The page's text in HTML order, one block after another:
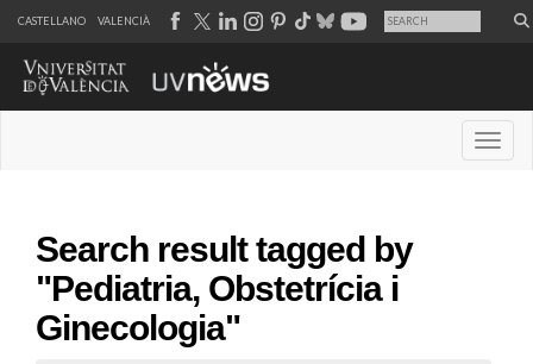
CASTELLANO VALENCIÀ
Search result tagged by
"Pediatria, Obstetrícia i
Ginecologia"